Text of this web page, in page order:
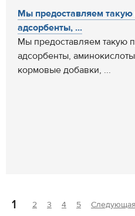
Мы предоставляем
адсорбенты, ...
Мы предоставляем такую
адсорбенты,
кормовые добавки, ...
1 2 3 4 5